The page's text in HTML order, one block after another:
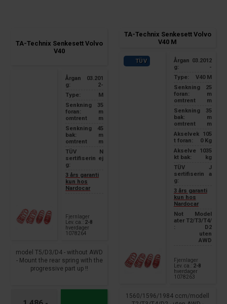
TA-Technix Senkesett Volvo
V40
Årgan
g:
03.201
2-
Type:
M
Senkning
foran:
omtrent
35
m
m
Senkning
bak:
omtrent
45
m
m
TÜV
sertifiserin
g:
N
ej
3 års garanti
kun hos
Nardocar
Fjernlager
Lev. ca.: 2-8
hverdager
1078264
model T5/D3/D4 - without AWD
- Mount the rear spring with the
progressive part up !!
TA-Technix Senkesett Volvo
V40 M
TÜV
Årgan
g:
03.2012
-
Type:
V40 M
Senkning
foran:
omtrent
25
m
m
Senkning
bak:
omtrent
35
m
m
Akselvek
t foran:
105
0 Kg
Akselve
kt bak:
1035
kg
TÜV
sertifiserin
g:
J
a
3 års garanti
kun hos
Nardocar
Not
ater
:
Model
T2/T3/T4/
D2
uten
AWD
Fjernlager
Lev. ca.: 2-8
hverdager
1078263
1560/1596/1984 ccm/modell